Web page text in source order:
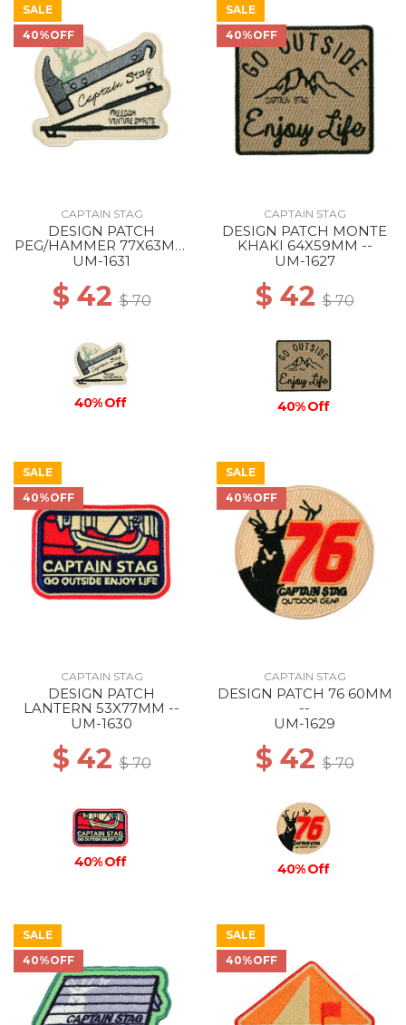
SALE
40%OFF
CAPTAIN STAG
DESIGN PATCH
PEG/HAMMER 77X63MM
--
UM-1631
$ 42$ 70
40% Off
SALE
40%OFF
CAPTAIN STAG
DESIGN PATCH MONTE
KHAKI 64X59MM --
UM-1627
$ 42$ 70
40% Off
SALE
40%OFF
CAPTAIN STAG
DESIGN PATCH
LANTERN 53X77MM --
UM-1630
$ 42$ 70
40% Off
SALE
40%OFF
CAPTAIN STAG
DESIGN PATCH 76 60MM
--
UM-1629
$ 42$ 70
40% Off
SALE
40%OFF
SALE
40%OFF